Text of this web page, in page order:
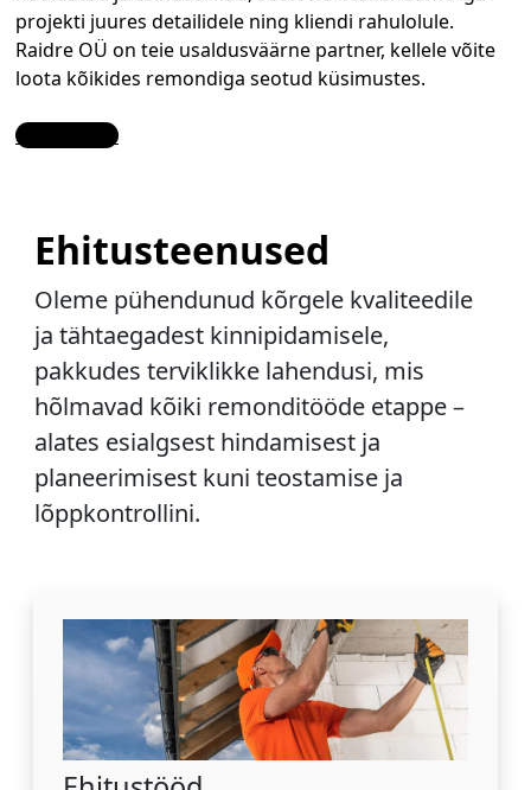
projekti juures detailidele ning kliendi rahulolule.
Raidre OÜ on teie usaldusväärne partner, kellele võite
loota kõikides remondiga seotud küsimustes.
Contact Us
Ehitusteenused
Oleme pühendunud kõrgele kvaliteedile
ja tähtaegadest kinnipidamisele,
pakkudes terviklikke lahendusi, mis
hõlmavad kõiki remonditööde etappe –
alates esialgsest hindamisest ja
planeerimisest kuni teostamise ja
lõppkontrollini.